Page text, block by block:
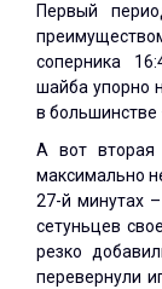
Первый
соперника
шайба упорно
в большинстве
А вот вторая
максимально
27-й минутах
сетуньцев
резко
перевернули